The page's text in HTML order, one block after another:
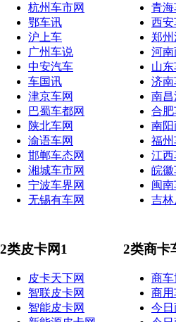
杭州车市网
鄂车讯
沪上车
广州车说
中安汽车
车国讯
津京车网
巴蜀车都网
陕北车网
渝语车网
邯郸车态网
湘城车市网
宁波车界网
无锡有车网
青海
西安
郑州
河南
山东
济南
南昌
合肥
南阳
福州
江西
皖徽
闽南
吉林
2类皮卡网1
皮卡天下网
智联皮卡网
智能皮卡网
2类商卡
商车
商用
今日